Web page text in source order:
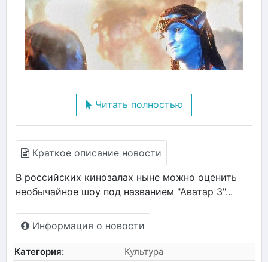
Читать полностью
Краткое описание новости
В российских кинозалах ныне можно оценить
необычайное шоу под названием "Аватар 3"...
Информация о новости
Категория:
Культура